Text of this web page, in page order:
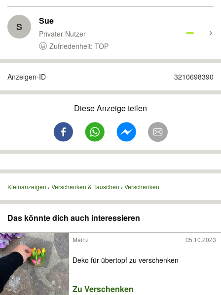
S Sue
Privater Nutzer
Zufriedenheit: TOP
Anzeigen-ID 3210698390
Diese Anzeige teilen
Kleinanzeigen Verschenken & Tauschen Verschenken
Das könnte dich auch interessieren
Mainz 05.10.2023
Deko für übertopf zu verschenken
Zu Verschenken